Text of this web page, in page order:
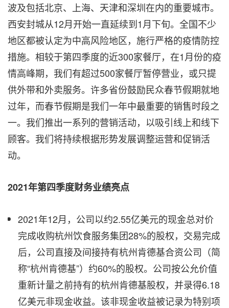
波及包括北京、上海、天津和深圳在内的重要城市。
西安封城从12月开始一直延续到1月下旬。全国不少
地区都被认定为中高风险地区，施行严格的疫情防控
措施。相较于第四季度的近300家餐厅，在1月份的疫
情高峰期，我们有超过500家餐厅暂停营业，或只提
供外带和外卖服务。许多省份鼓励民众春节假期就地
过年，而春节假期是我们一年中最重要的销售时段之
一。我们推出一系列的营销活动，以吸引线上和线下
顾客。我们将持续根据形势发展调整运营和促销活
动。
2021年第四季度财务业绩亮点
2021年12月，公司以约2.55亿美元的现金总对价
完成收购杭州饮食服务集团28%的股权，交易完成
后，公司直接及间接持有杭州肯德基合资公司（简
称“杭州肯德基”）约60%的股权。公司按公允价值
重新计量之前持有的杭州肯德基股权，并录得6.18
亿美元非现金收益。该非现金收益被记录为特别项